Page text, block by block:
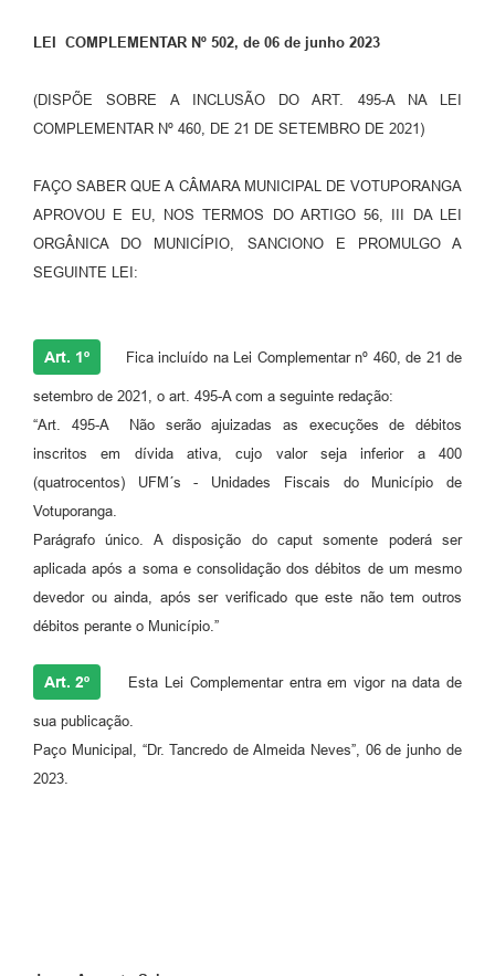
Audiências Públicas
Links
Telefones Úteis
Emprega
Contato
LEI COMPLEMENTAR Nº 502, de 06 de junho 2023
(DISPÕE SOBRE A INCLUSÃO DO ART. 495-A NA LEI
COMPLEMENTAR Nº 460, DE 21 DE SETEMBRO DE 2021)
FAÇO SABER QUE A CÂMARA MUNICIPAL DE VOTUPORANGA
APROVOU E EU, NOS TERMOS DO ARTIGO 56, III DA LEI
ORGÂNICA DO MUNICÍPIO, SANCIONO E PROMULGO A
SEGUINTE LEI:
Art. 1º Fica incluído na Lei Complementar nº 460, de 21 de
setembro de 2021, o art. 495-A com a seguinte redação:
“Art. 495-A Não serão ajuizadas as execuções de débitos
inscritos em dívida ativa, cujo valor seja inferior a 400
(quatrocentos) UFM´s - Unidades Fiscais do Município de
Votuporanga.
Parágrafo único. A disposição do caput somente poderá ser
aplicada após a soma e consolidação dos débitos de um mesmo
devedor ou ainda, após ser verificado que este não tem outros
débitos perante o Município.”
Art. 2º Esta Lei Complementar entra em vigor na data de
sua publicação.
Paço Municipal, “Dr. Tancredo de Almeida Neves”, 06 de junho de
2023.